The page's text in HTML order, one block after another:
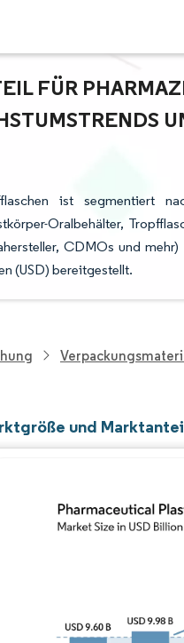
FÜR
ist segmentiert
Oralbehälter,
CDMOs und
(USD) bereitgestellt.
und